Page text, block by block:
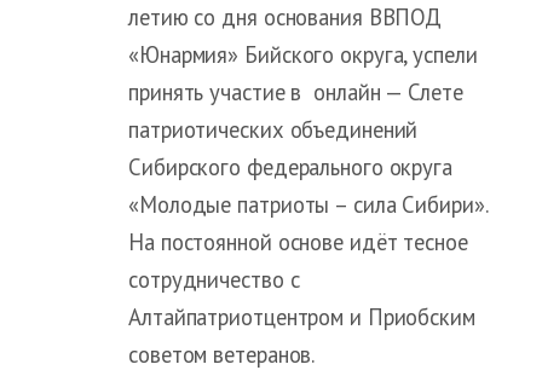
летию со дня основания ВВПОД
«Юнармия» Бийского округа, успели
принять участие в онлайн — Слете
патриотических объединений
Сибирского федерального округа
«Молодые патриоты – сила Сибири».
На постоянной основе идёт тесное
сотрудничество с
Алтайпатриотцентром и Приобским
советом ветеранов.